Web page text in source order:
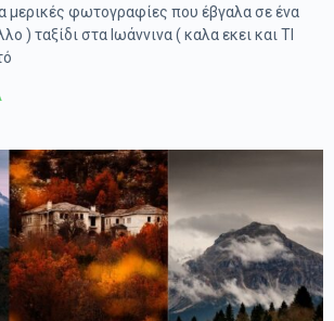
φωτογραφίες που έβγαλα σε ένα
) ταξίδι στα Ιωάννινα ( καλα εκει και ΤΙ